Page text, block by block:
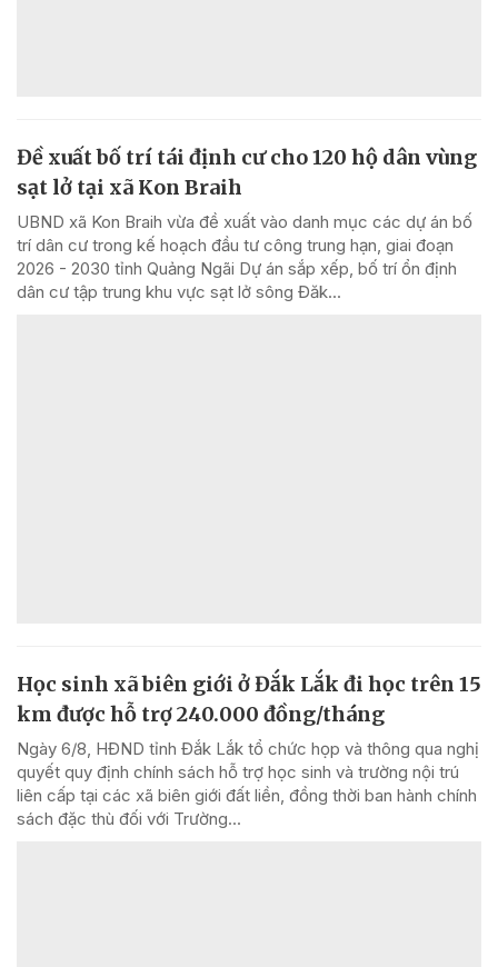
Đề xuất bố trí tái định cư cho 120 hộ dân vùng
sạt lở tại xã Kon Braih
UBND xã Kon Braih vừa đề xuất vào danh mục các dự án bố
trí dân cư trong kế hoạch đầu tư công trung hạn, giai đoạn
2026 - 2030 tỉnh Quảng Ngãi Dự án sắp xếp, bố trí ổn định
dân cư tập trung khu vực sạt lở sông Đăk...
Học sinh xã biên giới ở Đắk Lắk đi học trên 15
km được hỗ trợ 240.000 đồng/tháng
Ngày 6/8, HĐND tỉnh Đắk Lắk tổ chức họp và thông qua nghị
quyết quy định chính sách hỗ trợ học sinh và trường nội trú
liên cấp tại các xã biên giới đất liền, đồng thời ban hành chính
sách đặc thù đối với Trường...